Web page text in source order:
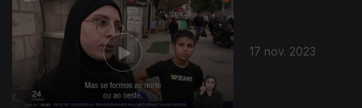
17 nov. 2023